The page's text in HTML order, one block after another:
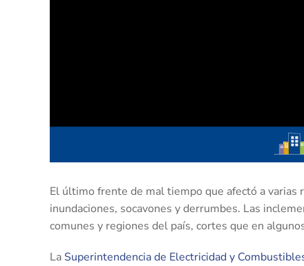
El último frente de mal tiempo que afectó a varias
inundaciones, socavones y derrumbes. Las
comunes y regiones del país, cortes que en
La Superintendencia de Electricidad y